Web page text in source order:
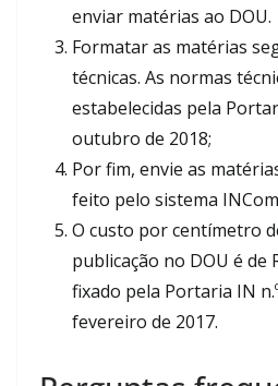
enviar matérias ao DOU.
Formatar as matérias
técnicas. As normas
estabelecidas pela
outubro de 2018;
Por fim, envie as
feito pelo sistema
O custo por centímetro
publicação no DOU é de
fixado pela Portaria IN
fevereiro de 2017.